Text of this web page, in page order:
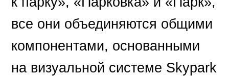
все они объединяются общими
компонентами, основанными
на визуальной системе Skypark